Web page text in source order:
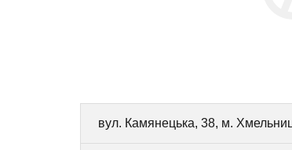
вул. Камянецька, 38, м.